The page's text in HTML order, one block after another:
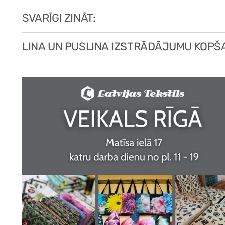
SVARĪGI ZINĀT:
LINA UN PUSLINA IZSTRĀDĀJUMU